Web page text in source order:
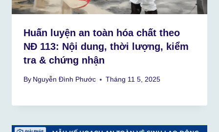
Huấn luyện an toàn hóa chất theo
NĐ 113: Nội dung, thời lượng, kiểm
tra & chứng nhận
By Nguyễn Đình Phước Tháng 11 5, 2025